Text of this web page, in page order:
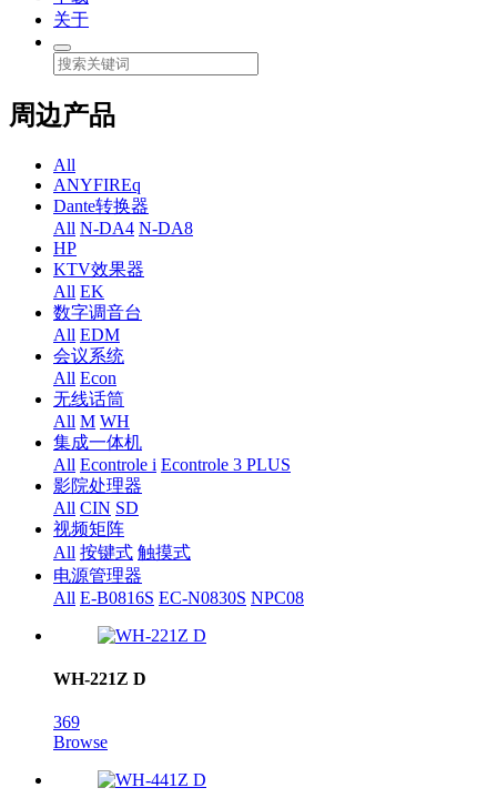
关于
周边产品
All
ANYFIREq
Dante转换器
All N-DA4 N-DA8
HP
KTV效果器
All EK
数字调音台
All EDM
会议系统
All Econ
无线话筒
All M WH
集成一体机
All Econtrole i Econtrole 3 PLUS
影院处理器
All CIN SD
视频矩阵
All 按键式 触摸式
电源管理器
All E-B0816S EC-N0830S NPC08
WH-221Z D
369
Browse